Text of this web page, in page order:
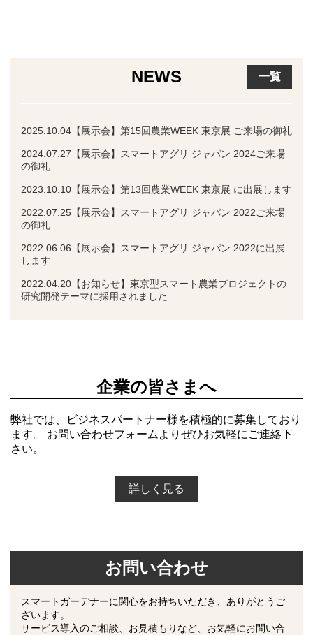
NEWS 一覧
2025.10.04 【展示会】 第15回農業WEEK 東京展 ご来場の御礼
2024.07.27 【展示会】
スマートアグリ ジャパン 2024ご来場
の御礼
2023.10.10 【展示会】 第13回農業WEEK 東京展 に出展します
2022.07.25 【展示会】
スマートアグリ ジャパン 2022ご来場
の御礼
2022.06.06 【展示会】
スマートアグリ ジャパン 2022に出展
します
2022.04.20 【お知らせ】 東京型スマート農業プロジェクトの
研究開発テーマに採用されました
企業の皆さまへ
弊社では、ビジネスパートナー様を積極的に募集しており
ます。 お問い合わせフォームよりぜひお気軽にご連絡下
さい。
詳しく見る
お問い合わせ
スマートガーデナーに関心をお持ちいただき、ありがとうご
ざいます。
サービス導入のご相談、お見積もりなど、お気軽にお問い合